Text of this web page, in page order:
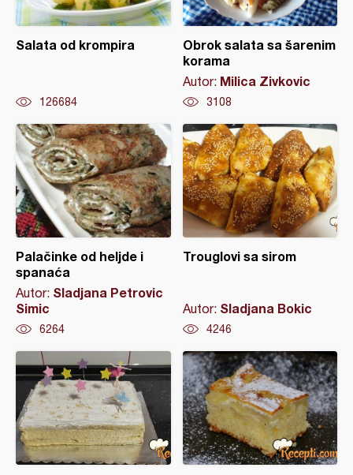
Salata od krompira
126684
Obrok salata sa šarenim
korama
Autor: Milica Zivkovic
3108
Palačinke od heljde i
spanaća
Autor: Sladjana Petrovic
Simic
6264
Trouglovi sa sirom
Autor: Sladjana Bokic
4246